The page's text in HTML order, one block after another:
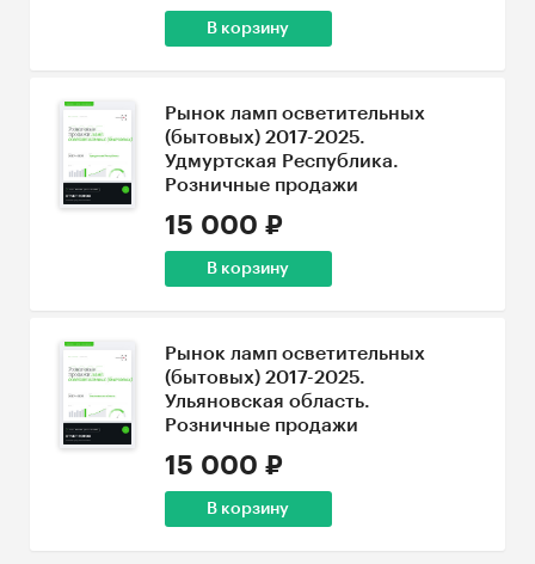
В корзину
Рынок ламп осветительных
(бытовых) 2017-2025.
Удмуртская Республика.
Розничные продажи
15 000 ₽
В корзину
Рынок ламп осветительных
(бытовых) 2017-2025.
Ульяновская область.
Розничные продажи
15 000 ₽
В корзину